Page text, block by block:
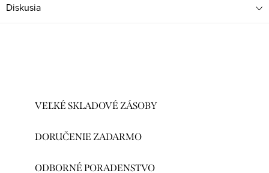
Diskusia
VEĽKÉ SKLADOVÉ ZÁSOBY
DORUČENIE ZADARMO
ODBORNÉ PORADENSTVO